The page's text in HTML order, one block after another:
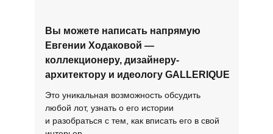
Это уникальная возможность обсудить
любой лот, узнать о его истории
и разобраться с тем, как вписать его в свой
Вы можете написать напрямую
Евгении Ходаковой —
коллекционеру, дизайнеру-
архитектору и идеологу GALLERIQUE